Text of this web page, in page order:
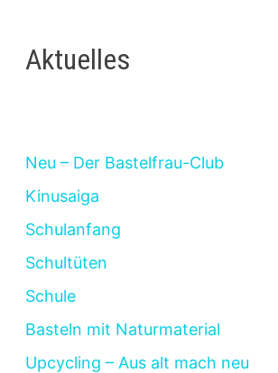
Aktuelles
Neu – Der Bastelfrau-Club
Kinusaiga
Schulanfang
Schultüten
Schule
Basteln mit Naturmaterial
Upcycling – Aus alt mach neu